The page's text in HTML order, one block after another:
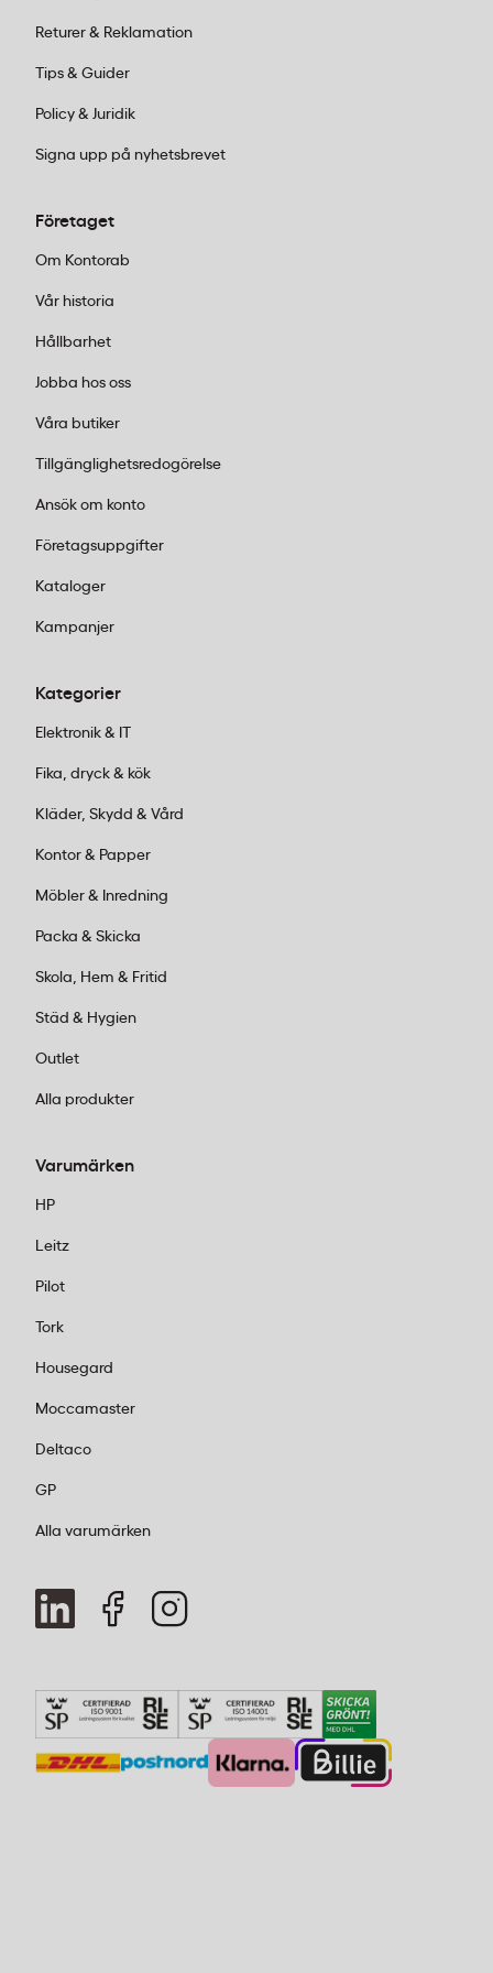
diskar, monteringsstationer och receptioner där
statisk belastning är vanligt.
Returer & Reklamation
Tips & Guider
Policy & Juridik
Signa upp på nyhetsbrevet
Företaget
Om Kontorab
Vår historia
Hållbarhet
Jobba hos oss
Våra butiker
Tillgänglighetsredogörelse
Ansök om konto
Företagsuppgifter
Kataloger
Kampanjer
Kategorier
Elektronik & IT
Fika, dryck & kök
Kläder, Skydd & Vård
Kontor & Papper
Möbler & Inredning
Packa & Skicka
Skola, Hem & Fritid
Städ & Hygien
Outlet
Alla produkter
Varumärken
HP
Leitz
Pilot
Tork
Housegard
Moccamaster
Deltaco
GP
Alla varumärken